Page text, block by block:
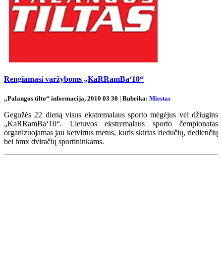
Rengiamasi varžyboms „KaRRamBa‘10“
„Palangos tilto“ informacija, 2010 03 30 | Rubrika: Miestas
Gegužės 22 dieną visus ekstremalaus sporto mėgėjus vėl džiugins
„KaRRamBa‘10“. Lietuvos ekstremalaus sporto čempionatas
organizuojamas jau ketvirtus metus, kuris skirtas riedučių, riedlenčių
bei bmx dviračių sportininkams.